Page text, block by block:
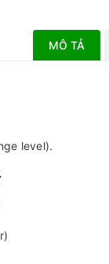
MÔ TẢ
level).